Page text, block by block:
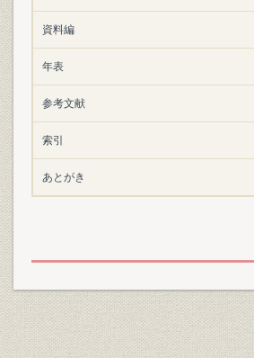
資料編
年表
参考文献
索引
あとがき